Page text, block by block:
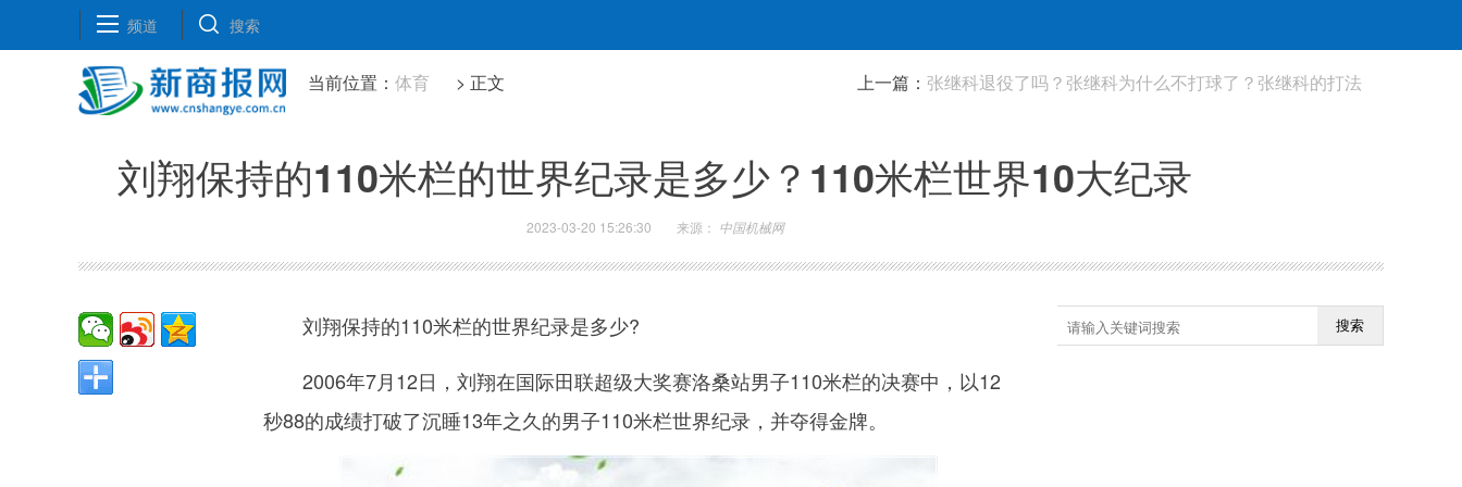
频道 搜索
上一篇： 张继科退役了吗？张继科为什么不打球了？张继科的打法
当前位置：体育 > 正文
刘翔保持的110米栏的世界纪录是多少？110米栏世界10大纪录
2023-03-20 15:26:30 来源： 中国机械网
刘翔保持的110米栏的世界纪录是多少?
2006年7月12日，刘翔在国际田联超级大奖赛洛桑站男子110米栏的决赛中，以12
秒88的成绩打破了沉睡13年之久的男子110米栏世界纪录，并夺得金牌。
搜索